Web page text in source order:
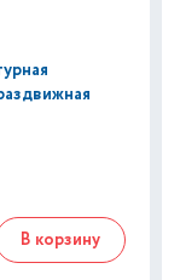
В корзину